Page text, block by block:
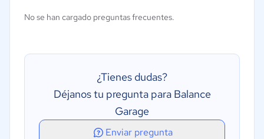
Presupuestos y estimaciones
Programación
Programación del mantenimiento
No se han cargado preguntas frecuentes.
¿Tienes dudas?
Déjanos tu pregunta para Balance
Garage
Enviar pregunta